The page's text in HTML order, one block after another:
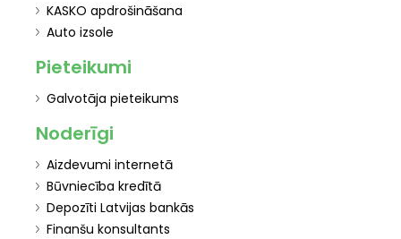
KASKO apdrošināšana
Auto izsole
Pieteikumi
Galvotāja pieteikums
Noderīgi
Aizdevumi internetā
Būvniecība kredītā
Depozīti Latvijas bankās
Finanšu konsultants